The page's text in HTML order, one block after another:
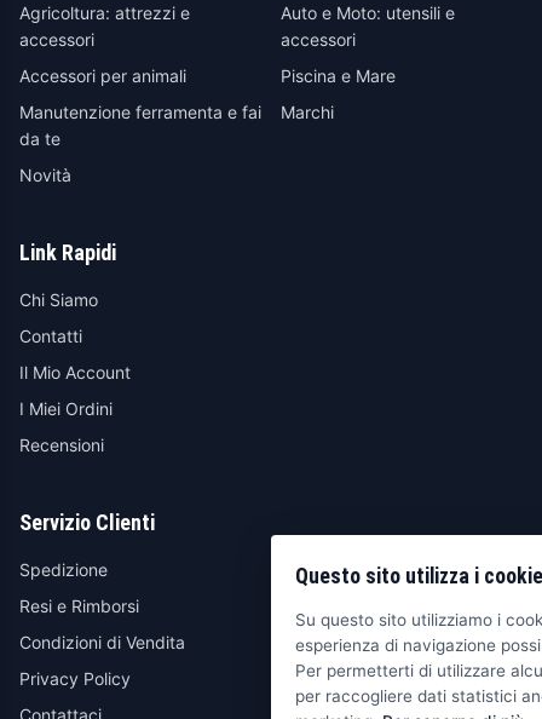
Agricoltura: attrezzi e
accessori
Auto e Moto: utensili e
accessori
Accessori per animali
Piscina e Mare
Manutenzione ferramenta e fai
da te
Marchi
Novità
Link Rapidi
Chi Siamo
Contatti
Il Mio Account
I Miei Ordini
Recensioni
Servizio Clienti
Spedizione
Resi e Rimborsi
Condizioni di Vendita
Privacy Policy
Contattaci
Questo sito utilizza i cookie
Su questo sito utilizziamo i
esperienza di navigazione
Per permetterti di utilizzare
per raccogliere dati statistici